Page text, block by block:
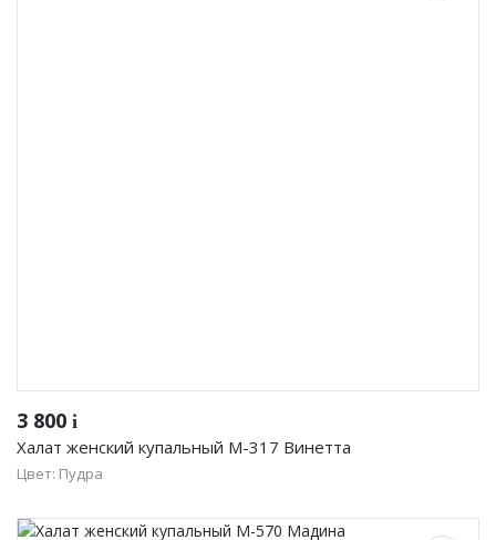
3 800 i
Халат женский купальный М-317 Винетта
Цвет: Пудра